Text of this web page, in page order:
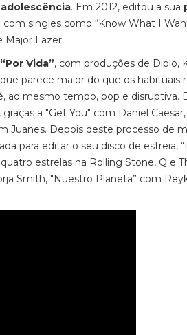
. Em 2012, editou a sua
singles como “Know What I
Major Lazer.
Vida”, com produções de Diplo,
parece maior do que os habituais
ao mesmo tempo, pop e disruptiva.
a "Get You" com Daniel
Juanes. Depois deste processo de
para editar o seu disco de estreia,
estrelas na Rolling Stone, Q e
Smith, "Nuestro Planeta” com